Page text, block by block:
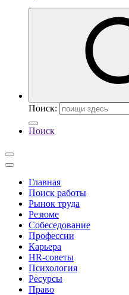
Поиск:
Поиск
Главная
Поиск работы
Рынок труда
Резюме
Собеседование
Профессии
Карьера
HR-советы
Психология
Ресурсы
Право